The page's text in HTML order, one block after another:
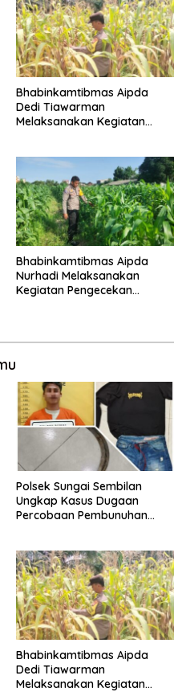
Bhabinkamtibmas Aipda
Dedi Tiawarman
Melaksanakan Kegiatan
Bhabinkamtibmas Aipda
Nurhadi Melaksanakan
Kegiatan Pengecekan
Polsek Sungai Sembilan
Ungkap Kasus Dugaan
Percobaan Pembunuhan
Bhabinkamtibmas Aipda
Dedi Tiawarman
Melaksanakan Kegiatan